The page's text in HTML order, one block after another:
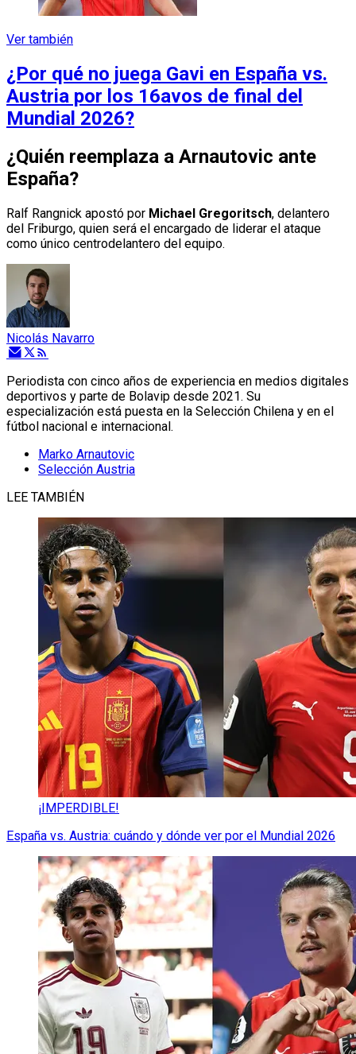
Ver también
¿Por qué no juega Gavi en España vs.
Austria por los 16avos de final del
Mundial 2026?
¿Quién reemplaza a Arnautovic ante
España?
Ralf Rangnick apostó por Michael Gregoritsch, delantero
del Friburgo, quien será el encargado de liderar el ataque
como único centrodelantero del equipo.
Nicolás Navarro
Periodista con cinco años de experiencia en medios digitales
deportivos y parte de Bolavip desde 2021. Su
especialización está puesta en la Selección Chilena y en el
fútbol nacional e internacional.
Marko Arnautovic
Selección Austria
LEE TAMBIÉN
¡IMPERDIBLE!
España vs. Austria: cuándo y dónde ver por el Mundial 2026